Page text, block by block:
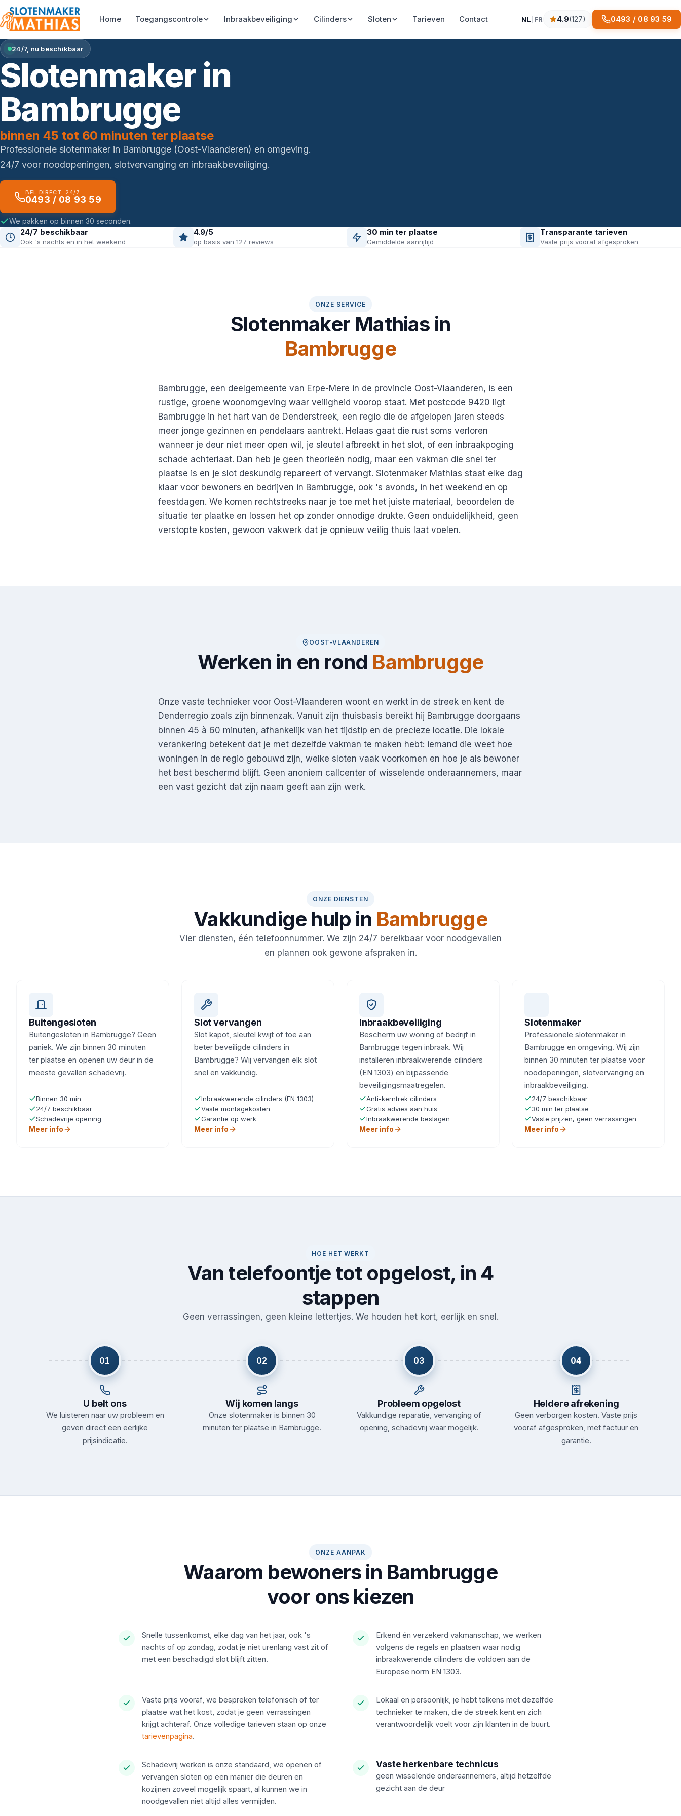
Home Toegangscontrole Inbraakbeveiliging Cilinders Sloten Tarieven Contact NL FR
4.9 sterren op basis van 127 reviews
4.9(127) 0493 / 08 93 59
24/7, nu beschikbaar
Slotenmaker in
Bambrugge
binnen 45 tot 60 minuten ter plaatse
Professionele slotenmaker in Bambrugge (Oost-Vlaanderen) en omgeving.
24/7 voor noodopeningen, slotvervanging en inbraakbeveiliging.
BEL DIRECT: 24/7
0493 / 08 93 59
We pakken op binnen 30 seconden.
24/7 beschikbaar
Ook 's nachts en in het weekend
4.9/5
op basis van 127 reviews
30 min ter plaatse
Gemiddelde aanrijtijd
Transparante tarieven
Vaste prijs vooraf afgesproken
ONZE SERVICE
Slotenmaker Mathias in
Bambrugge
Bambrugge, een deelgemeente van Erpe-Mere in de provincie Oost-Vlaanderen, is een
rustige, groene woonomgeving waar veiligheid voorop staat. Met postcode 9420 ligt
Bambrugge in het hart van de Denderstreek, een regio die de afgelopen jaren steeds
meer jonge gezinnen en pendelaars aantrekt. Helaas gaat die rust soms verloren
wanneer je deur niet meer open wil, je sleutel afbreekt in het slot, of een inbraakpoging
schade achterlaat. Dan heb je geen theorieën nodig, maar een vakman die snel ter
plaatse is en je slot deskundig repareert of vervangt. Slotenmaker Mathias staat elke dag
klaar voor bewoners en bedrijven in Bambrugge, ook 's avonds, in het weekend en op
feestdagen. We komen rechtstreeks naar je toe met het juiste materiaal, beoordelen de
situatie ter plaatke en lossen het op zonder onnodige drukte. Geen onduidelijkheid, geen
verstopte kosten, gewoon vakwerk dat je opnieuw veilig thuis laat voelen.
OOST-VLAANDEREN
Werken in en rond Bambrugge
Onze vaste technieker voor Oost-Vlaanderen woont en werkt in de streek en kent de
Denderregio zoals zijn binnenzak. Vanuit zijn thuisbasis bereikt hij Bambrugge doorgaans
binnen 45 à 60 minuten, afhankelijk van het tijdstip en de precieze locatie. Die lokale
verankering betekent dat je met dezelfde vakman te maken hebt: iemand die weet hoe
woningen in de regio gebouwd zijn, welke sloten vaak voorkomen en hoe je als bewoner
het best beschermd blijft. Geen anoniem callcenter of wisselende onderaannemers, maar
een vast gezicht dat zijn naam geeft aan zijn werk.
ONZE DIENSTEN
Vakkundige hulp in Bambrugge
Vier diensten, één telefoonnummer. We zijn 24/7 bereikbaar voor noodgevallen
en plannen ook gewone afspraken in.
Buitengesloten
Buitengesloten in Bambrugge? Geen
paniek. We zijn binnen 30 minuten
ter plaatse en openen uw deur in de
meeste gevallen schadevrij.
Binnen 30 min
24/7 beschikbaar
Schadevrije opening
Meer info
Slot vervangen
Slot kapot, sleutel kwijt of toe aan
beter beveiligde cilinders in
Bambrugge? Wij vervangen elk slot
snel en vakkundig.
Inbraakwerende cilinders (EN 1303)
Vaste montagekosten
Garantie op werk
Meer info
Inbraakbeveiliging
Bescherm uw woning of bedrijf in
Bambrugge tegen inbraak. Wij
installeren inbraakwerende cilinders
(EN 1303) en bijpassende
beveiligingsmaatregelen.
Anti-kerntrek cilinders
Gratis advies aan huis
Inbraakwerende beslagen
Meer info
Slotenmaker
Professionele slotenmaker in
Bambrugge en omgeving. Wij zijn
binnen 30 minuten ter plaatse voor
noodopeningen, slotvervanging en
inbraakbeveiliging.
24/7 beschikbaar
30 min ter plaatse
Vaste prijzen, geen verrassingen
Meer info
HOE HET WERKT
Van telefoontje tot opgelost, in 4
stappen
Geen verrassingen, geen kleine lettertjes. We houden het kort, eerlijk en snel.
01
U belt ons
We luisteren naar uw probleem en
geven direct een eerlijke
prijsindicatie.
02
Wij komen langs
Onze slotenmaker is binnen 30
minuten ter plaatse in Bambrugge.
03
Probleem opgelost
Vakkundige reparatie, vervanging of
opening, schadevrij waar mogelijk.
04
Heldere afrekening
Geen verborgen kosten. Vaste prijs
vooraf afgesproken, met factuur en
garantie.
ONZE AANPAK
Waarom bewoners in Bambrugge
voor ons kiezen
Snelle tussenkomst, elke dag van het jaar, ook 's
nachts of op zondag, zodat je niet urenlang vast zit of
met een beschadigd slot blijft zitten.
Erkend én verzekerd vakmanschap, we werken
volgens de regels en plaatsen waar nodig
inbraakwerende cilinders die voldoen aan de
Europese norm EN 1303.
Vaste prijs vooraf, we bespreken telefonisch of ter
plaatse wat het kost, zodat je geen verrassingen
krijgt achteraf. Onze volledige tarieven staan op onze
tarievenpagina.
Lokaal en persoonlijk, je hebt telkens met dezelfde
technieker te maken, die de streek kent en zich
verantwoordelijk voelt voor zijn klanten in de buurt.
Schadevrij werken is onze standaard, we openen of
vervangen sloten op een manier die deuren en
kozijnen zoveel mogelijk spaart, al kunnen we in
noodgevallen niet altijd alles vermijden.
Vaste herkenbare technicus
geen wisselende onderaannemers, altijd hetzelfde
gezicht aan de deur